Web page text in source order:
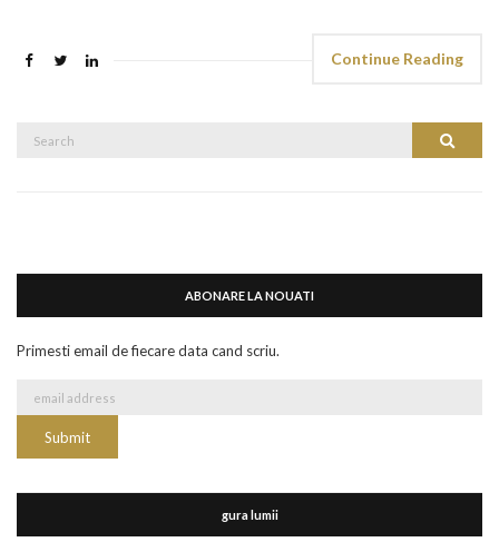
Continue Reading
Search
ABONARE LA NOUATI
Primesti email de fiecare data cand scriu.
gura lumii